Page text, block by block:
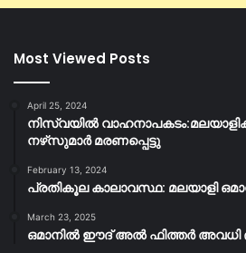
Most Viewed Posts
April 25, 2024
നിസ്‌വയിൽ
നഴ്‌സുമാര്‍ മരണപ്പെട്ടു
February 13, 2024
പ്രതികൂല കാലാവസ്ഥ: മലയാളി
March 23, 2025
ഒമാനിൽ ഈദ് അൽ ഫിത്തർ അവധി